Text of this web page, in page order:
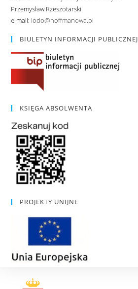
Przemysław Rzeszotarski
e-mail: iodo@hoffmanowa.pl
BIULETYN INFORMACJI PUBLICZNEJ
KSIĘGA ABSOLWENTA
PROJEKTY UNIJNE